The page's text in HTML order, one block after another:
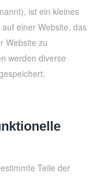
ist ein kleines
einer Website, das
Website zu
werden diverse
Teile der